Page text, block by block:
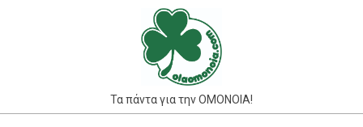
Τα πάντα για την ΟΜΟΝΟΙΑ!